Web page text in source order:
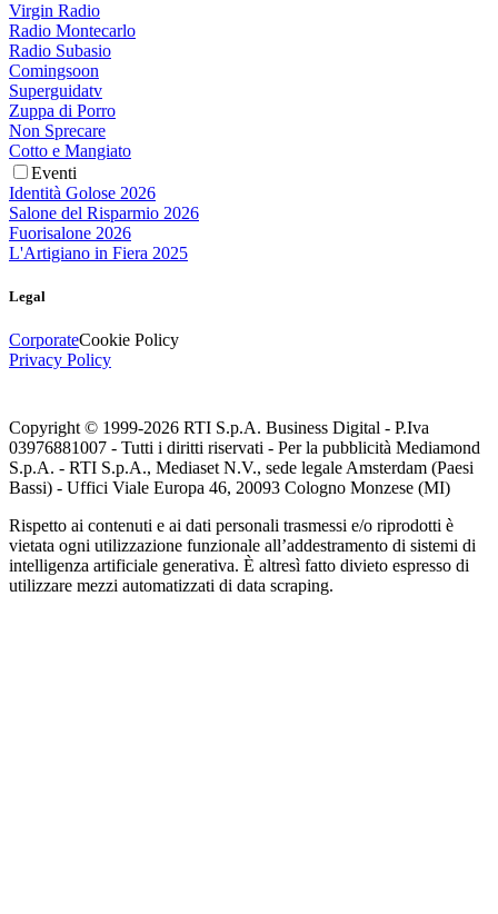
Virgin Radio
Radio Montecarlo
Radio Subasio
Comingsoon
Superguidatv
Zuppa di Porro
Non Sprecare
Cotto e Mangiato
Eventi
Identità Golose 2026
Salone del Risparmio 2026
Fuorisalone 2026
L'Artigiano in Fiera 2025
Legal
CorporateCookie Policy
Privacy Policy
Copyright © 1999-2026 RTI S.p.A. Business Digital - P.Iva
03976881007 - Tutti i diritti riservati - Per la pubblicità Mediamond
S.p.A. - RTI S.p.A., Mediaset N.V., sede legale Amsterdam (Paesi
Bassi) - Uffici Viale Europa 46, 20093 Cologno Monzese (MI)
Rispetto ai contenuti e ai dati personali trasmessi e/o riprodotti è
vietata ogni utilizzazione funzionale all’addestramento di sistemi di
intelligenza artificiale generativa. È altresì fatto divieto espresso di
utilizzare mezzi automatizzati di data scraping.